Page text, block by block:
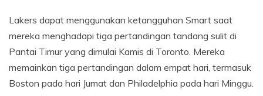
Lakers dapat menggunakan ketangguhan Smart saat
mereka menghadapi tiga pertandingan tandang sulit di
Pantai Timur yang dimulai Kamis di Toronto. Mereka
memainkan tiga pertandingan dalam empat hari, termasuk
Boston pada hari Jumat dan Philadelphia pada hari Minggu.